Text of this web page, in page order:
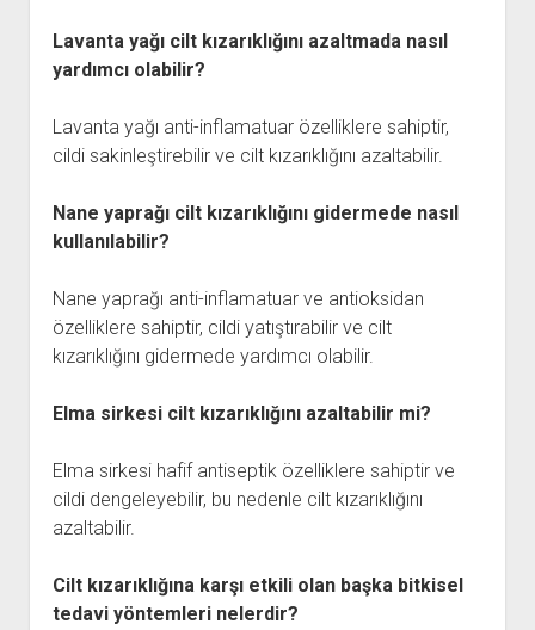
Lavanta yağı cilt kızarıklığını azaltmada nasıl
yardımcı olabilir?
Lavanta yağı anti-inflamatuar özelliklere sahiptir,
cildi sakinleştirebilir ve cilt kızarıklığını azaltabilir.
Nane yaprağı cilt kızarıklığını gidermede nasıl
kullanılabilir?
Nane yaprağı anti-inflamatuar ve antioksidan
özelliklere sahiptir, cildi yatıştırabilir ve cilt
kızarıklığını gidermede yardımcı olabilir.
Elma sirkesi cilt kızarıklığını azaltabilir mi?
Elma sirkesi hafif antiseptik özelliklere sahiptir ve
cildi dengeleyebilir, bu nedenle cilt kızarıklığını
azaltabilir.
Cilt kızarıklığına karşı etkili olan başka bitkisel
tedavi yöntemleri nelerdir?